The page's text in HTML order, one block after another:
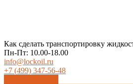
Как сделать транспортировку
Пн-Пт: 10.00-18.00
info@lockoil.ru
+7 (499) 347-56-48